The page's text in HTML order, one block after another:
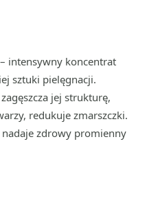
– intensywny koncentrat
sztuki pielęgnacji.
jej strukturę,
redukuje zmarszczki.
zdrowy promienny